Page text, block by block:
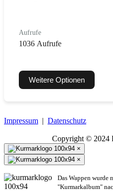
Aufrufe
1036 Aufrufe
Weitere Optionen
Impressum | Datenschutz
Copyright © 2024
×
×
Das Wappen wurde
"Kurmarkalbum"